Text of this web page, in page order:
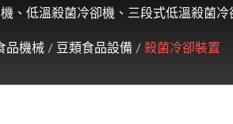
、低溫殺菌冷卻機、三段式低溫殺菌
品機械 / 豆類食品設備 / 殺菌冷卻裝置